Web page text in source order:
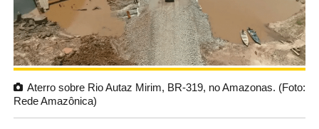
Aterro sobre Rio Autaz Mirim, BR-319, no Amazonas. (Foto:
Rede Amazônica)